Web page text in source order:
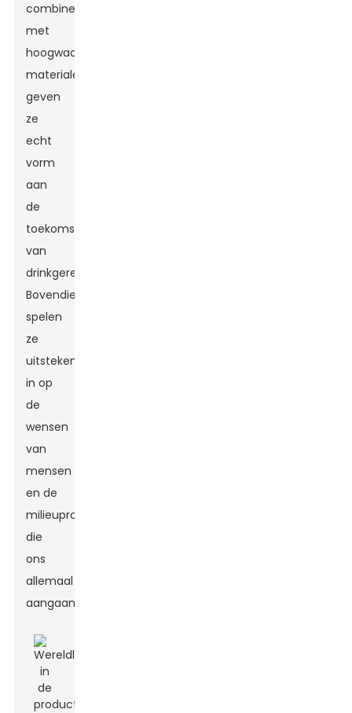
combineren
met
hoogwaardige
materialen,
geven
ze
echt
vorm
aan
de
toekomst
van
drinkgerei.
Bovendien
spelen
ze
uitstekend
in op
de
wensen
van
mensen
en de
milieuproblemen
die
ons
allemaal
aangaan.